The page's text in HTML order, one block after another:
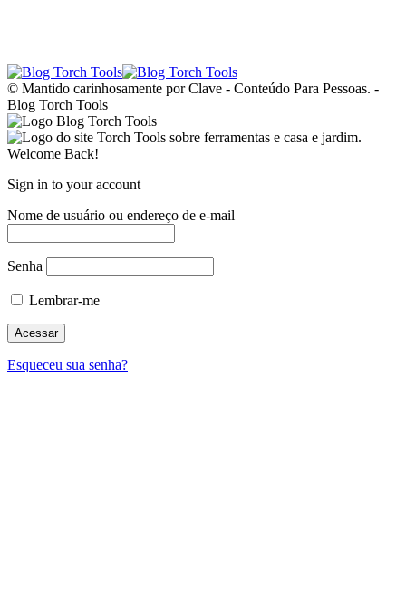
© Mantido carinhosamente por Clave - Conteúdo Para Pessoas. -
Blog Torch Tools
Welcome Back!
Sign in to your account
Nome de usuário ou endereço de e-mail
Senha
Lembrar-me
Esqueceu sua senha?